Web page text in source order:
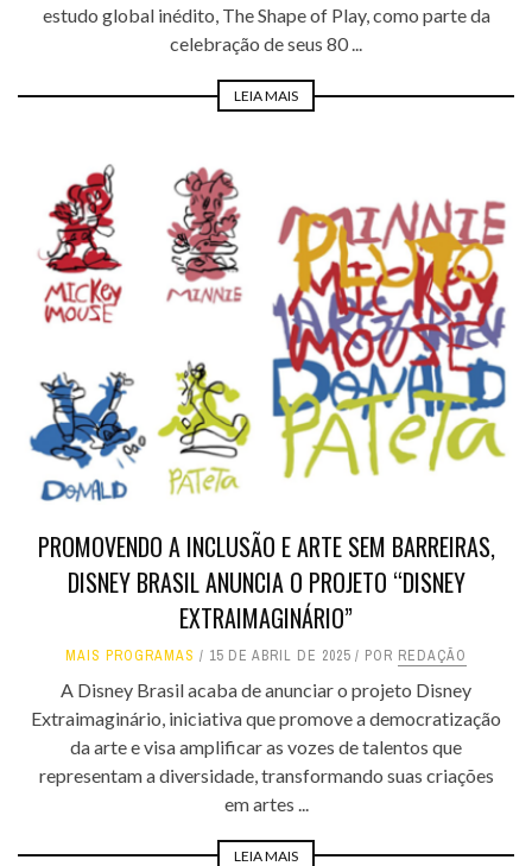
estudo global inédito, The Shape of Play, como parte da
celebração de seus 80 ...
LEIA MAIS
PROMOVENDO A INCLUSÃO E ARTE SEM BARREIRAS,
DISNEY BRASIL ANUNCIA O PROJETO “DISNEY
EXTRAIMAGINÁRIO”
MAIS PROGRAMAS 15 DE ABRIL DE 2025 POR REDAÇÃO
A Disney Brasil acaba de anunciar o projeto Disney
Extraimaginário, iniciativa que promove a democratização
da arte e visa amplificar as vozes de talentos que
representam a diversidade, transformando suas criações
em artes ...
LEIA MAIS